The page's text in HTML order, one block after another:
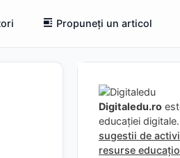
Propuneți un articol
Digitaledu.ro
educației
sugestii de
resurse